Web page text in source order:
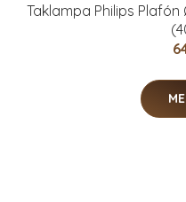
Taklampa Philips